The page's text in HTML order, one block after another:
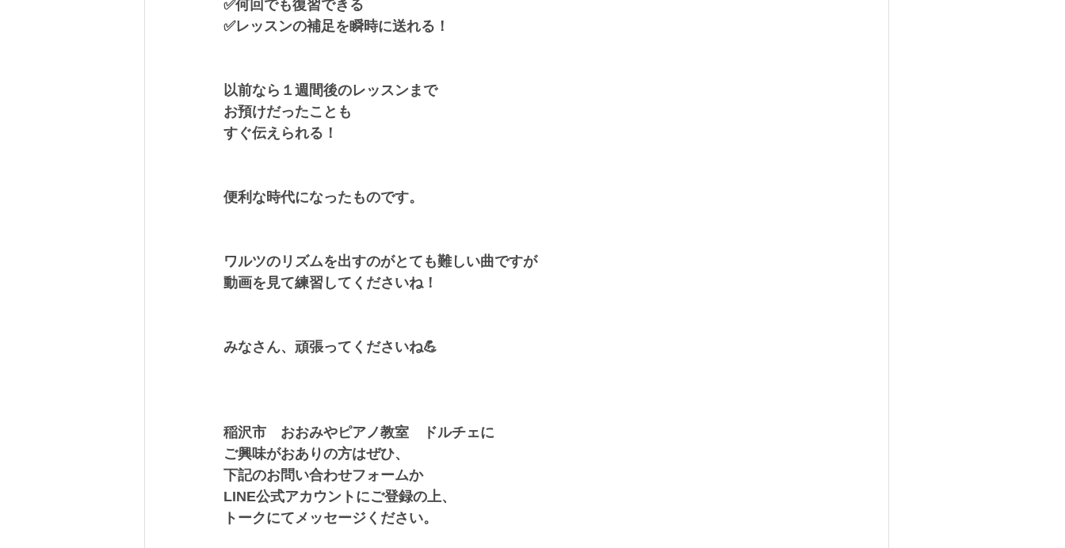
✅何回でも復習できる
✅レッスンの補足を瞬時に送れる！
以前なら１週間後のレッスンまで
お預けだったことも
すぐ伝えられる！
便利な時代になったものです。
ワルツのリズムを出すのがとても難しい曲ですが
動画を見て練習してくださいね！
みなさん、頑張ってくださいね💪
稲沢市　おおみやピアノ教室　ドルチェに
ご興味がおありの方はぜひ、
下記のお問い合わせフォームか
LINE公式アカウントにご登録の上、
トークにてメッセージください。